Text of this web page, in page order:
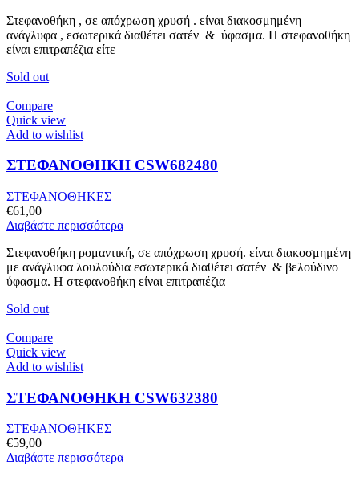
Στεφανοθήκη , σε απόχρωση χρυσή . είναι διακοσμημένη
ανάγλυφα , εσωτερικά διαθέτει σατέν & ύφασμα. Η στεφανοθήκη
είναι επιτραπέζια είτε
Sold out
Compare
Quick view
Add to wishlist
ΣΤΕΦΑΝΟΘΗΚΗ CSW682480
ΣΤΕΦΑΝΟΘΗΚΕΣ
€61,00
Διαβάστε περισσότερα
Στεφανοθήκη ρομαντική, σε απόχρωση χρυσή. είναι διακοσμημένη
με ανάγλυφα λουλούδια εσωτερικά διαθέτει σατέν & βελούδινο
ύφασμα. Η στεφανοθήκη είναι επιτραπέζια
Sold out
Compare
Quick view
Add to wishlist
ΣΤΕΦΑΝΟΘΗΚΗ CSW632380
ΣΤΕΦΑΝΟΘΗΚΕΣ
€59,00
Διαβάστε περισσότερα